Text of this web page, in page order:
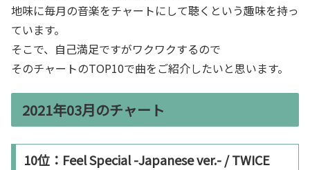
地味に毎月の音楽をチャートにして聴くという趣味を持っ
ています。
そこで、自己満足ですがワクワクするので
そのチャートのTOP10で曲をご紹介したいと思います。
2021年03月のチャート
10位：Feel Special -Japanese ver.- / TWICE